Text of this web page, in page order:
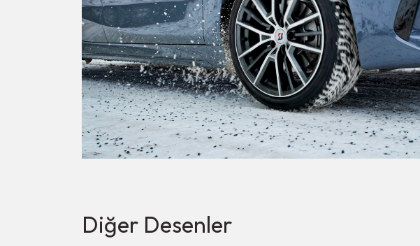
Diğer Desenler